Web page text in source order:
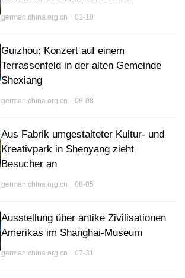
german.china.org.cn 01-10
Guizhou: Konzert auf einem
Terrassenfeld in der alten Gemeinde
Shexiang
german.china.org.cn 08-08
Aus Fabrik umgestalteter Kultur- und
Kreativpark in Shenyang zieht
Besucher an
german.china.org.cn 08-05
Ausstellung über antike Zivilisationen
Amerikas im Shanghai-Museum
german.china.org.cn 07-31